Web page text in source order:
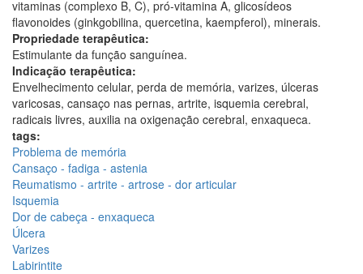
vitaminas (complexo B, C), pró-vitamina A, glicosídeos
flavonoides (ginkgobilina, quercetina, kaempferol), minerais.
Propriedade terapêutica:
Estimulante da função sanguínea.
Indicação terapêutica:
Envelhecimento celular, perda de memória, varizes, úlceras
varicosas, cansaço nas pernas, artrite, isquemia cerebral,
radicais livres, auxilia na oxigenação cerebral, enxaqueca.
tags:
Problema de memória
Cansaço - fadiga - astenia
Reumatismo - artrite - artrose - dor articular
Isquemia
Dor de cabeça - enxaqueca
Úlcera
Varizes
Labirintite